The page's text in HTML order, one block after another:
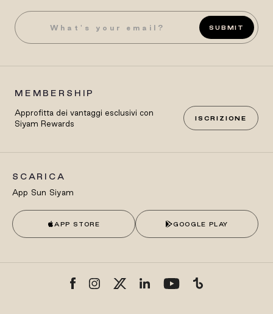
SUBMIT
MEMBERSHIP
Approfitta dei vantaggi esclusivi con
Siyam Rewards
ISCRIZIONE
SCARICA
App Sun Siyam
APP STORE GOOGLE PLAY